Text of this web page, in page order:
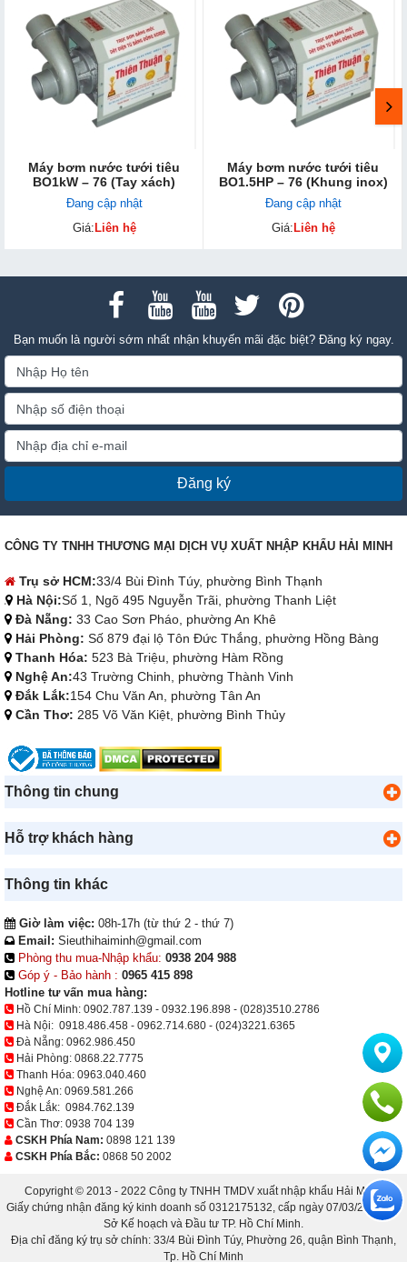
Máy bơm nước tưới tiêu
BO1kW – 76 (Tay xách)
Đang cập nhật
Giá: Liên hệ
Máy bơm nước tưới tiêu
BO1.5HP – 76 (Khung inox)
Đang cập nhật
Giá: Liên hệ
Bạn muốn là người sớm nhất nhận khuyến mãi đặc biệt? Đăng ký ngay.
Đăng ký
CÔNG TY TNHH THƯƠNG MẠI DỊCH VỤ XUẤT NHẬP KHẨU HẢI MINH
Trụ sở HCM:33/4 Bùi Đình Túy, phường Bình Thạnh
Hà Nội:Số 1, Ngõ 495 Nguyễn Trãi, phường Thanh Liệt
Đà Nẵng: 33 Cao Sơn Pháo, phường An Khê
Hải Phòng: Số 879 đại lộ Tôn Đức Thắng, phường Hồng Bàng
Thanh Hóa: 523 Bà Triệu, phường Hàm Rồng
Nghệ An:43 Trường Chinh, phường Thành Vinh
Đắk Lắk:154 Chu Văn An, phường Tân An
Cần Thơ: 285 Võ Văn Kiệt, phường Bình Thủy
Thông tin chung
Hỗ trợ khách hàng
Thông tin khác
Giờ làm việc: 08h-17h (từ thứ 2 - thứ 7)
Email: Sieuthihaiminh@gmail.com
Phòng thu mua-Nhập khẩu: 0938 204 988
Góp ý - Bảo hành : 0965 415 898
Hotline tư vấn mua hàng:
Hồ Chí Minh: 0902.787.139 - 0932.196.898 - (028)3510.2786
Hà Nội: 0918.486.458 - 0962.714.680 - (024)3221.6365
Đà Nẵng: 0962.986.450
Hải Phòng: 0868.22.7775
Thanh Hóa: 0963.040.460
Nghệ An: 0969.581.266
Đắk Lắk: 0984.762.139
Cần Thơ: 0938 704 139
CSKH Phía Nam: 0898 121 139
CSKH Phía Bắc: 0868 50 2002
Copyright © 2013 - 2022 Công ty TNHH TMDV xuất nhập khẩu Hải Minh.
Giấy chứng nhận đăng ký kinh doanh số 0312175132, cấp ngày 07/03/2013 bởi
Sở Kế hoạch và Đầu tư TP. Hồ Chí Minh.
Địa chỉ đăng ký trụ sở chính: 33/4 Bùi Đình Túy, Phường 26, quận Bình Thạnh,
Tp. Hồ Chí Minh